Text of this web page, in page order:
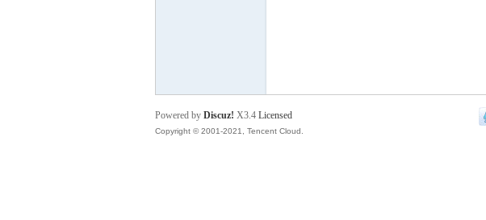
Powered by Discuz! X3.4 Licensed
Copyright © 2001-2021, Tencent Cloud.